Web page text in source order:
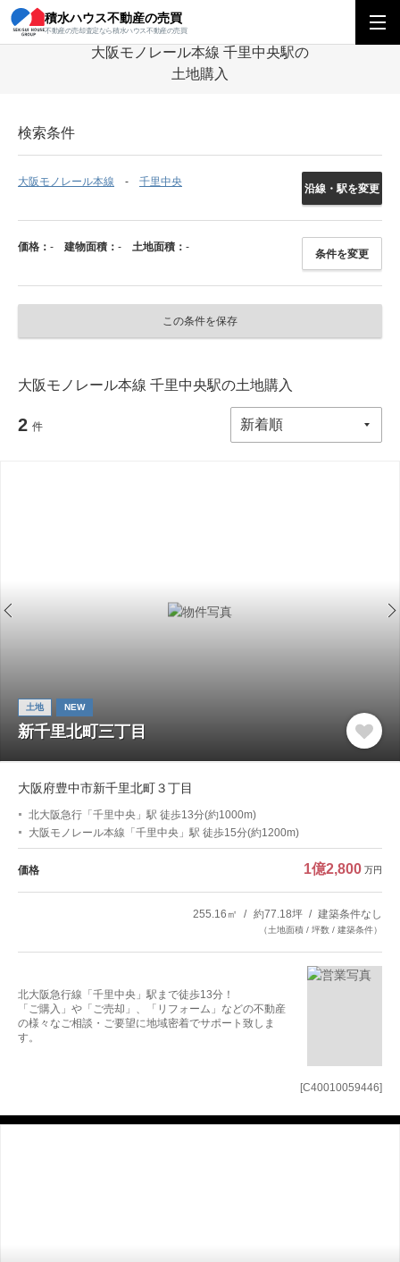
積水ハウス不動産の売買
不動産の売却査定なら積水ハウス不動産の売買
積水ハウス不動産の売買 関西エリア 大阪モノレール本線
大阪モノレール本線 千里中央駅の
土地購入
検索条件
大阪モノレール本線 千里中央
沿線・駅を変更
価格： - 建物面積： - 土地面積： -
条件を変更
この条件を保存
大阪モノレール本線 千里中央駅の土地購入
2 件
[C40010059446]
土地 NEW
新千里北町三丁目
大阪府豊中市新千里北町３丁目
北大阪急行「千里中央」駅 徒歩13分(約1000m)
大阪モノレール本線「千里中央」駅 徒歩15分(約1200m)
価格 1億2,800 万円
255.16㎡ 約77.18坪 建築条件なし
（土地面積 / 坪数 / 建築条件）
北大阪急行線「千里中央」駅まで徒歩13分！
「ご購入」や「ご売却」、「リフォーム」などの不動産
の様々なご相談・ご要望に地域密着でサポート致しま
す。